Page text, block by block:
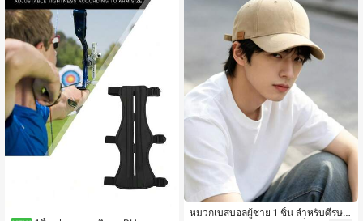
หมวกเบสบอลผู้ชาย 1 ชิ้น สำหรับศีรษะ